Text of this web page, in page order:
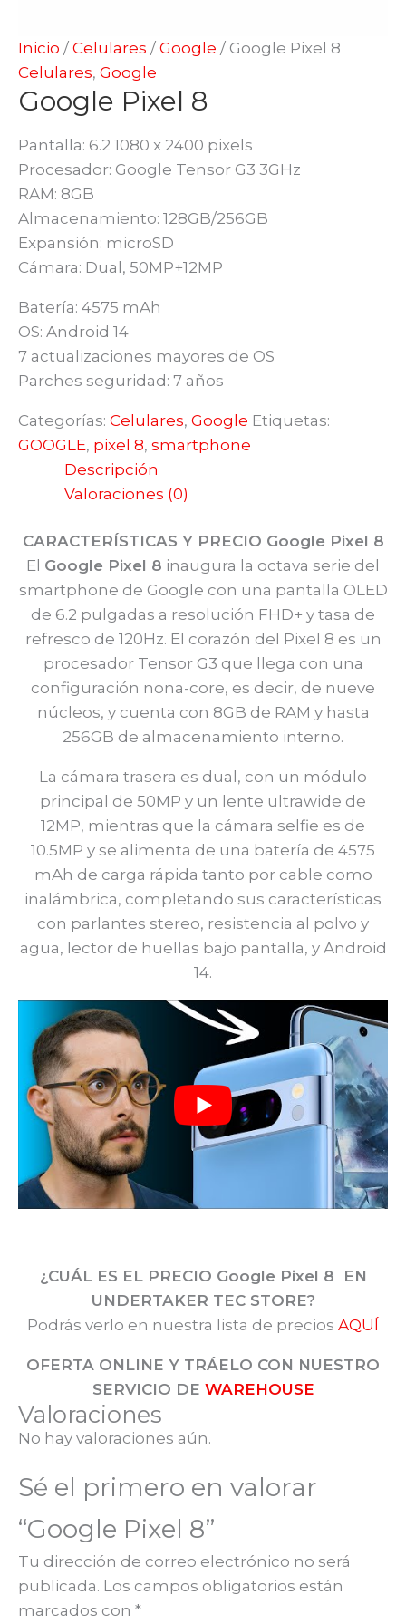
Inicio / Celulares / Google / Google Pixel 8
Celulares, Google
Google Pixel 8
Pantalla: 6.2 1080 x 2400 pixels
Procesador: Google Tensor G3 3GHz
RAM: 8GB
Almacenamiento: 128GB/256GB
Expansión: microSD
Cámara: Dual, 50MP+12MP
Batería: 4575 mAh
OS: Android 14
7 actualizaciones mayores de OS
Parches seguridad: 7 años
Categorías: Celulares, Google Etiquetas:
GOOGLE, pixel 8, smartphone
Descripción
Valoraciones (0)
CARACTERÍSTICAS Y PRECIO Google Pixel 8
El Google Pixel 8 inaugura la octava serie del
smartphone de Google con una pantalla OLED
de 6.2 pulgadas a resolución FHD+ y tasa de
refresco de 120Hz. El corazón del Pixel 8 es un
procesador Tensor G3 que llega con una
configuración nona-core, es decir, de nueve
núcleos, y cuenta con 8GB de RAM y hasta
256GB de almacenamiento interno.
La cámara trasera es dual, con un módulo
principal de 50MP y un lente ultrawide de
12MP, mientras que la cámara selfie es de
10.5MP y se alimenta de una batería de 4575
mAh de carga rápida tanto por cable como
inalámbrica, completando sus características
con parlantes stereo, resistencia al polvo y
agua, lector de huellas bajo pantalla, y Android
14.
¿CUÁL ES EL PRECIO Google Pixel 8
EN
UNDERTAKER TEC STORE?
Podrás verlo en nuestra lista de precios AQUÍ
OFERTA ONLINE Y TRÁELO CON NUESTRO
SERVICIO DE WAREHOUSE
Valoraciones
No hay valoraciones aún.
Sé el primero en valorar
“Google Pixel 8”
Tu dirección de correo electrónico no será
publicada. Los campos obligatorios están
marcados con *